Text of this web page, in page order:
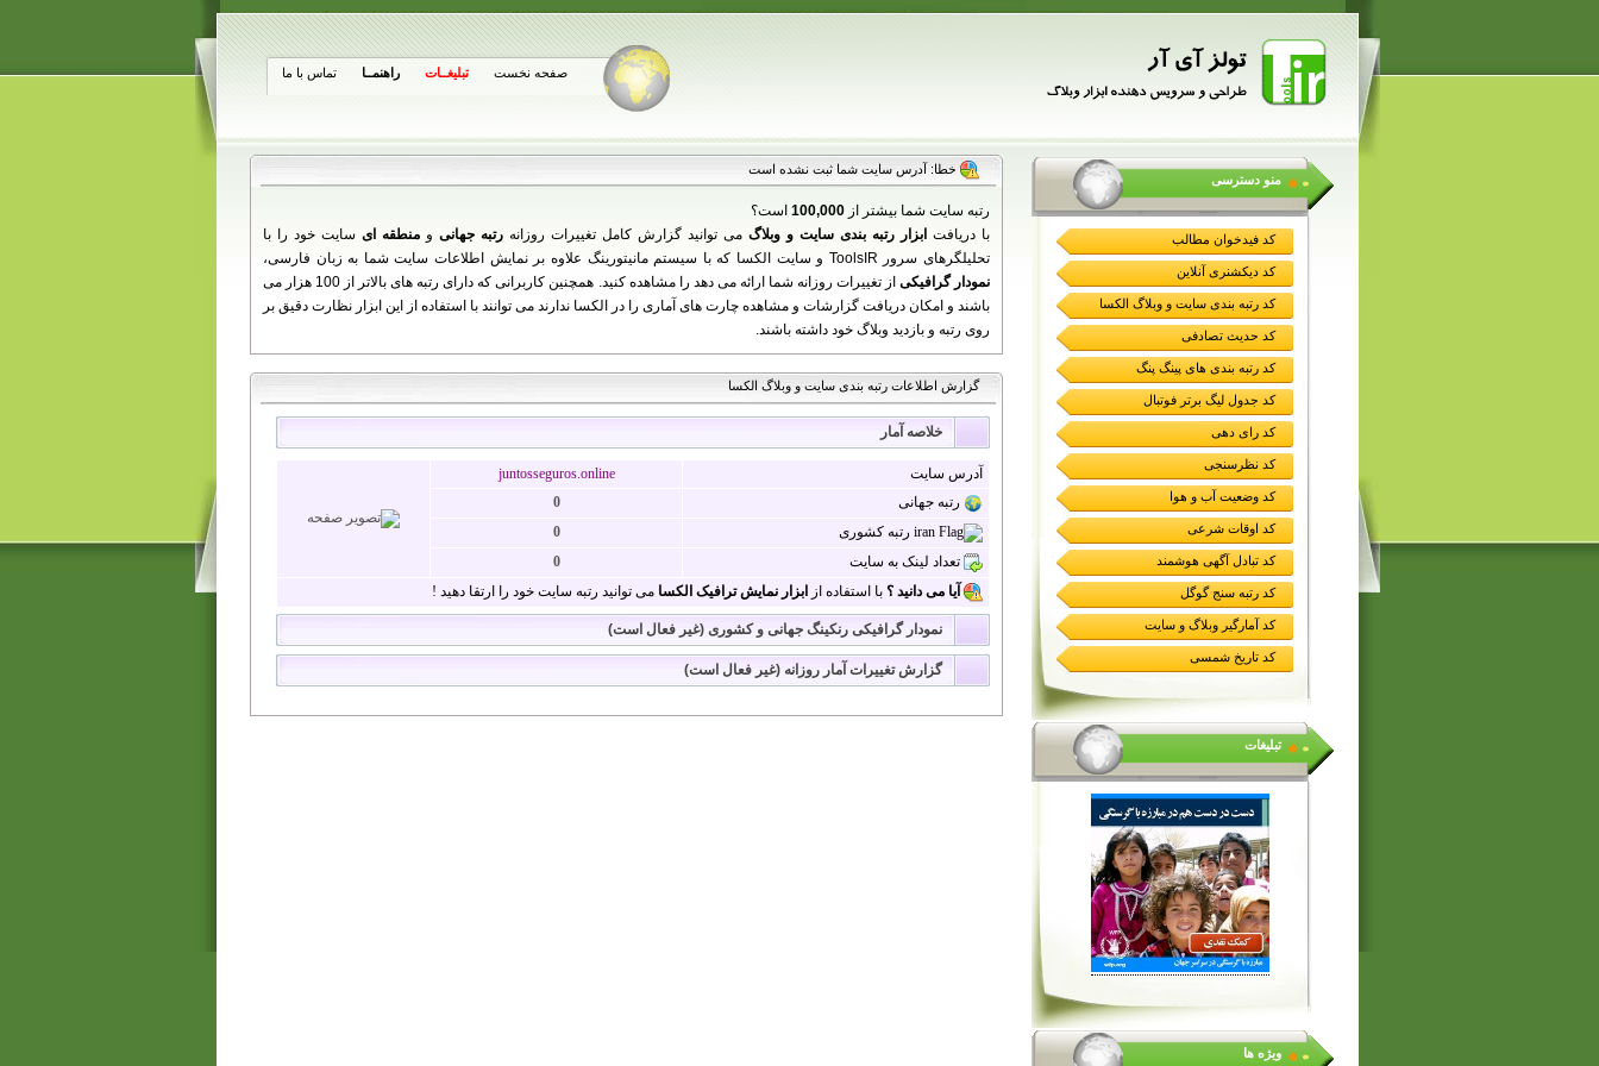
صفحه نخست تبلیغــات راهنمــا تماس با ما
خطا: آدرس سایت شما ثبت نشده است
رتبه سایت شما بیشتر از 100,000 است؟
با دریافت ابزار رتبه بندی سایت و وبلاگ می توانید گزارش کامل تغییرات روزانه رتبه جهانی و منطقه ای سایت خود را با
تحلیلگرهای سرور ToolsIR و سایت الکسا که با سیستم مانیتورینگ علاوه بر نمایش اطلاعات سایت شما به زبان فارسی،
نمودار گرافیکی
از تغییرات روزانه شما ارائه می دهد را مشاهده کنید. همچنین کاربرانی که دارای رتبه های بالاتر از 100 هزار می
باشند و امکان دریافت گزارشات و مشاهده چارت های آماری را در الکسا ندارند می توانند با استفاده از این ابزار نظارت دقیق بر
روی رتبه و بازدید وبلاگ خود داشته باشند.
گزارش اطلاعات رتبه بندی سایت و وبلاگ الکسا
خلاصه آمار
آدرس سایت
juntosseguros.online
رتبه جهانی
0
رتبه کشوری
0
تعداد لینک به سایت
0
آیا می دانید ؟ با استفاده از ابزار نمایش ترافیک الکسا می توانید رتبه سایت خود را ارتقا دهید !
نمودار گرافیکی رنکینگ جهانی و کشوری (غیر فعال است)
گزارش تغییرات آمار روزانه (غیر فعال است)
منو دسترسی
کد فیدخوان مطالب
کد دیکشنری آنلاین
کد رتبه بندی سایت و وبلاگ الکسا
کد حدیث تصادفی
کد رتبه بندی های پینگ پنگ
کد جدول لیگ برتر فوتبال
کد رای دهی
کد نظرسنجی
کد وضعیت آب و هوا
کد اوقات شرعی
کد تبادل آگهی هوشمند
کد رتبه سنج گوگل
کد آمارگیر وبلاگ و سایت
کد تاریخ شمسی
تبلیغات
ویژه ها